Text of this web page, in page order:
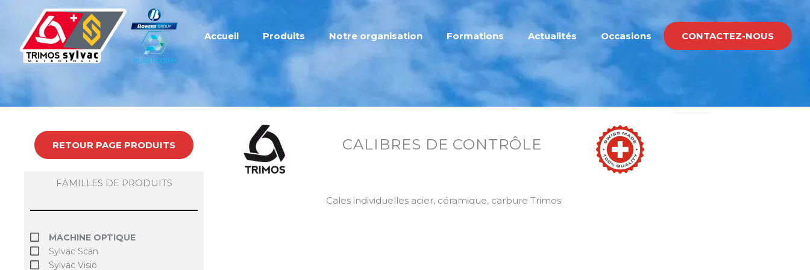
contenu
Accueil Produits Notre organisation Formations Actualités Occasions CONTACTEZ-NOUS
RETOUR PAGE PRODUITS
FAMILLES DE PRODUITS
MACHINE OPTIQUE
Sylvac Scan
Sylvac Visio
CALIBRES DE CONTRÔLE
Cales individuelles acier, céramique, carbure Trimos